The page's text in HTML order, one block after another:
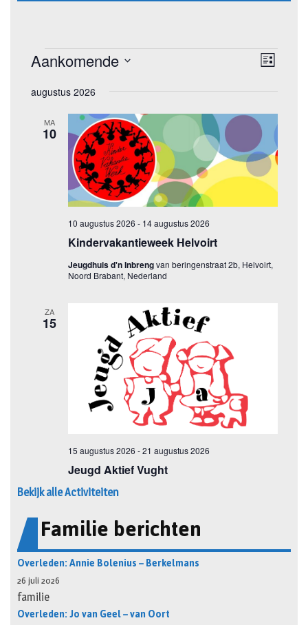
Bekijk alle Activiteiten
Familie berichten
Overleden: Annie Bolenius – Berkelmans
26 juli 2026
familie
Overleden: Jo van Geel – van Oort